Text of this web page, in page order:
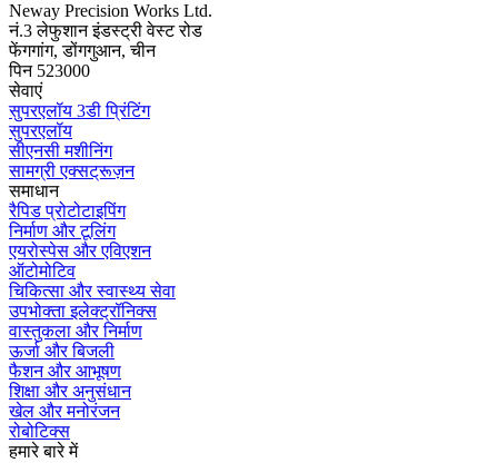
Neway Precision Works Ltd.
नं.3 लेफुशान इंडस्ट्री वेस्ट रोड
फेंगगांग, डोंगगुआन, चीन
पिन 523000
सेवाएं
सुपरएलॉय 3डी प्रिंटिंग
सुपरएलॉय
सीएनसी मशीनिंग
सामग्री एक्सट्रूज़न
समाधान
रैपिड प्रोटोटाइपिंग
निर्माण और टूलिंग
एयरोस्पेस और एविएशन
ऑटोमोटिव
चिकित्सा और स्वास्थ्य सेवा
उपभोक्ता इलेक्ट्रॉनिक्स
वास्तुकला और निर्माण
ऊर्जा और बिजली
फैशन और आभूषण
शिक्षा और अनुसंधान
खेल और मनोरंजन
रोबोटिक्स
हमारे बारे में